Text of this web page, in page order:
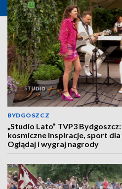
BYDGOSZCZ
„Studio Lato” TVP3
kosmiczne inspiracje, sport
Oglądaj i wygraj nagrody